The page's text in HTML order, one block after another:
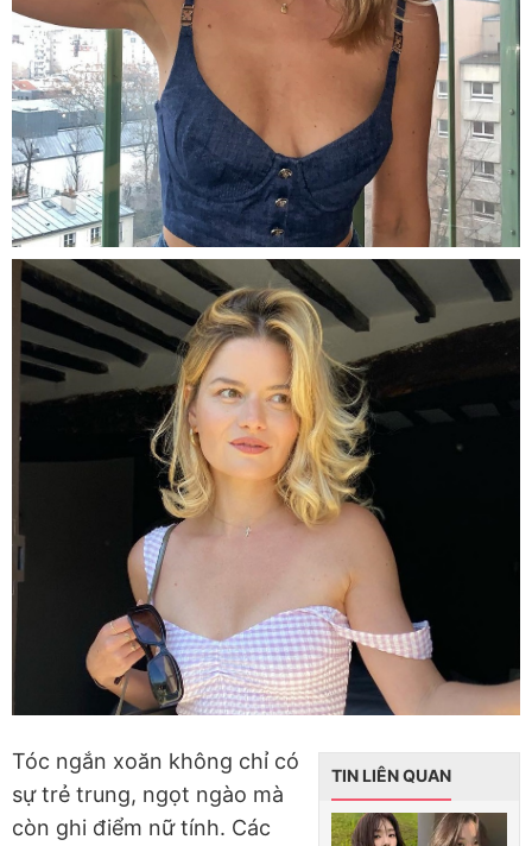
TIN LIÊN QUAN
Tóc ngắn xoăn không chỉ có
sự trẻ trung, ngọt ngào mà
còn ghi điểm nữ tính. Các